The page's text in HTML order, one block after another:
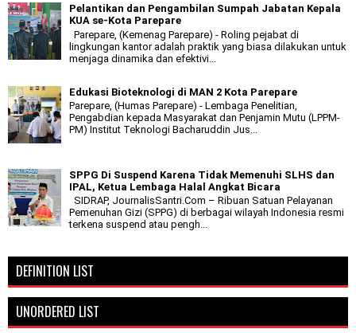
Pelantikan dan Pengambilan Sumpah Jabatan Kepala
KUA se-Kota Parepare
Parepare, (Kemenag Parepare) - Roling pejabat di
lingkungan kantor adalah praktik yang biasa dilakukan untuk
menjaga dinamika dan efektivi...
Edukasi Bioteknologi di MAN 2 Kota Parepare
Parepare, (Humas Parepare) - Lembaga Penelitian,
Pengabdian kepada Masyarakat dan Penjamin Mutu (LPPM-
PM) Institut Teknologi Bacharuddin Jus...
SPPG Di Suspend Karena Tidak Memenuhi SLHS dan
IPAL, Ketua Lembaga Halal Angkat Bicara
SIDRAP, JournalisSantri.Com – Ribuan Satuan Pelayanan
Pemenuhan Gizi (SPPG) di berbagai wilayah Indonesia resmi
terkena suspend atau pengh...
DEFINITION LIST
UNORDERED LIST